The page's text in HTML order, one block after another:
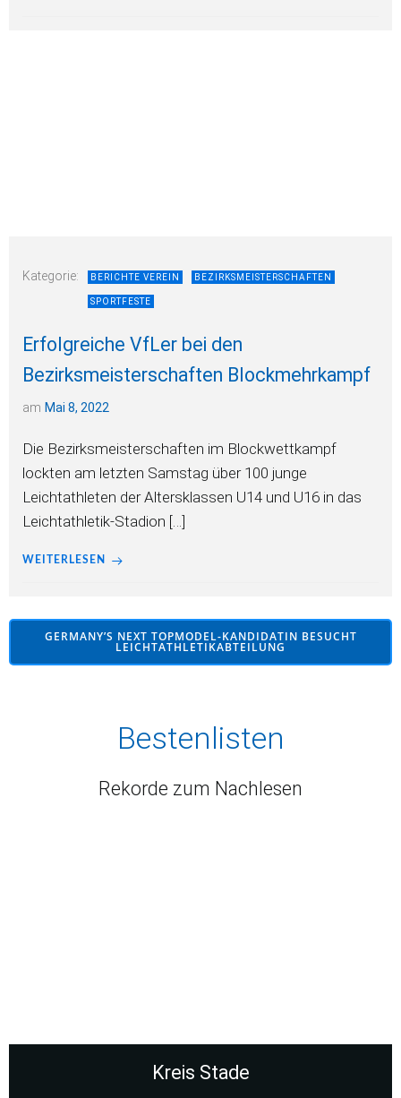
Kategorie: BERICHTE VEREIN BEZIRKSMEISTERSCHAFTEN
SPORTFESTE
Erfolgreiche VfLer bei den
Bezirksmeisterschaften Blockmehrkampf
am Mai 8, 2022
Die Bezirksmeisterschaften im Blockwettkampf
lockten am letzten Samstag über 100 junge
Leichtathleten der Altersklassen U14 und U16 in das
Leichtathletik-Stadion […]
WEITERLESEN
GERMANY’S NEXT TOPMODEL-KANDIDATIN BESUCHT
LEICHTATHLETIKABTEILUNG
Bestenlisten
Rekorde zum Nachlesen
Kreis Stade